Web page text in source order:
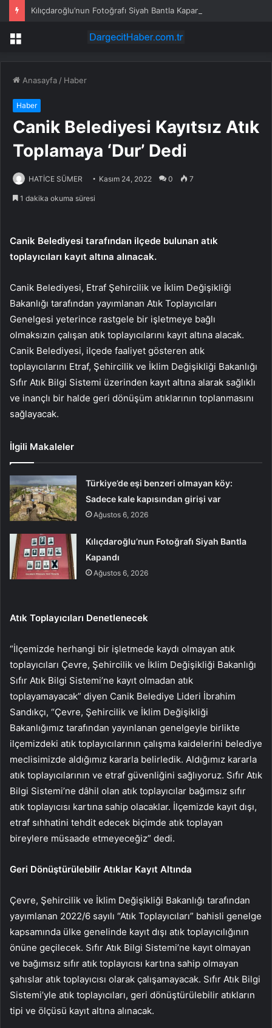
Kılıçdaroğlu’nun Fotoğrafı Siyah Bantla Kapandı
Menü
Anasayfa / Haber
Haber
Canik Belediyesi Kayıtsız Atık
Toplamaya ‘Dur’ Dedi
HATİCE SÜMER Kasım 24, 2022 0 7
1 dakika okuma süresi
Canik Belediyesi tarafından ilçede bulunan atık
toplayıcıları kayıt altına alınacak.
Canik Belediyesi, Etraf Şehircilik ve İklim Değişikliği
Bakanlığı tarafından yayımlanan Atık Toplayıcıları
Genelgesi yeterince rastgele bir işletmeye bağlı
olmaksızın çalışan atık toplayıcılarını kayıt altına alacak.
Canik Belediyesi, ilçede faaliyet gösteren atık
toplayıcılarını Etraf, Şehircilik ve İklim Değişikliği Bakanlığı
Sıfır Atık Bilgi Sistemi üzerinden kayıt altına alarak sağlıklı
ve inançlı bir halde geri dönüşüm atıklarının toplanmasını
sağlayacak.
İlgili Makaleler
Türkiye’de eşi benzeri olmayan köy:
Sadece kale kapısından girişi var
Ağustos 6, 2026
Kılıçdaroğlu’nun Fotoğrafı Siyah Bantla
Kapandı
Ağustos 6, 2026
Atık Toplayıcıları Denetlenecek
“İlçemizde herhangi bir işletmede kaydı olmayan atık
toplayıcıları Çevre, Şehircilik ve İklim Değişikliği Bakanlığı
Sıfır Atık Bilgi Sistemi’ne kayıt olmadan atık
toplayamayacak” diyen Canik Belediye Lideri İbrahim
Sandıkçı, “Çevre, Şehircilik ve İklim Değişikliği
Bakanlığımız tarafından yayınlanan genelgeyle birlikte
ilçemizdeki atık toplayıcılarının çalışma kaidelerini belediye
meclisimizde aldığımız kararla belirledik. Aldığımız kararla
atık toplayıcılarının ve etraf güvenliğini sağlıyoruz. Sıfır Atık
Bilgi Sistemi’ne dâhil olan atık toplayıcılar bağımsız sıfır
atık toplayıcısı kartına sahip olacaklar. İlçemizde kayıt dışı,
etraf sıhhatini tehdit edecek biçimde atık toplayan
bireylere müsaade etmeyeceğiz” dedi.
Geri Dönüştürülebilir Atıklar Kayıt Altında
Çevre, Şehircilik ve İklim Değişikliği Bakanlığı tarafından
yayımlanan 2022/6 sayılı “Atık Toplayıcıları” bahisli genelge
kapsamında ülke genelinde kayıt dışı atık toplayıcılığının
önüne geçilecek. Sıfır Atık Bilgi Sistemi’ne kayıt olmayan
ve bağımsız sıfır atık toplayıcısı kartına sahip olmayan
şahıslar atık toplayıcısı olarak çalışamayacak. Sıfır Atık Bilgi
Sistemi’yle atık toplayıcıları, geri dönüştürülebilir atıkların
tipi ve ölçüsü kayıt altına alınacak.